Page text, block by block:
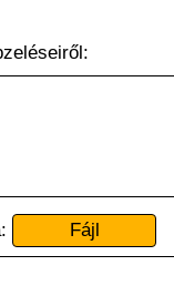
Fájl